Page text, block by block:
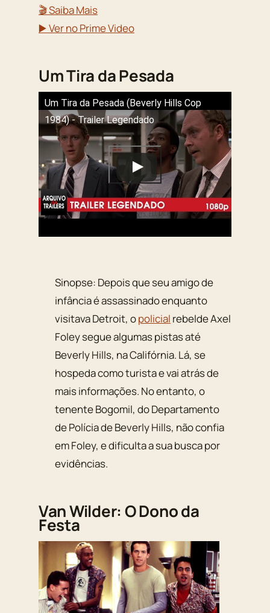
🎬 Saiba Mais
▶️ Ver no Prime Video
Um Tira da Pesada
Um Tira da Pesada (Beverly Hills Cop
1984) - Trailer Legendado
Sinopse: Depois que seu amigo de
infância é assassinado enquanto
visitava Detroit, opolicial rebelde Axel
Foley segue algumas pistas até
Beverly Hills, na Califórnia. Lá, se
hospeda como turista e vai atrás de
mais informações. No entanto, o
tenente Bogomil, do Departamento
de Polícia de Beverly Hills, não confia
em Foley, e dificulta a sua busca por
evidências.
Van Wilder: O Dono da
Festa